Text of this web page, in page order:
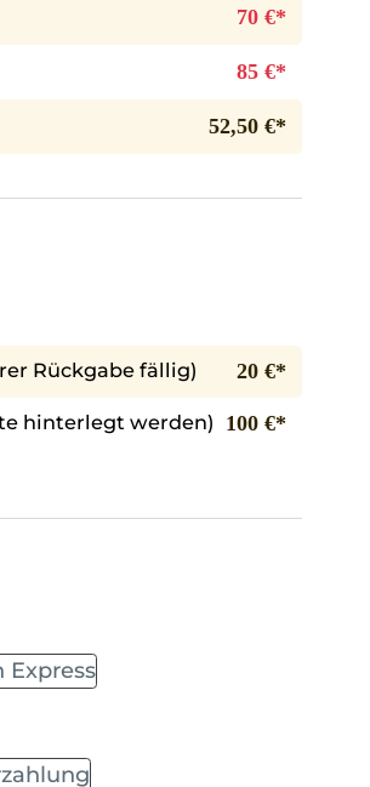
70 €*
85 €*
52,50 €*
Rückgabe fällig) 20 €*
hinterlegt werden) 100 €*